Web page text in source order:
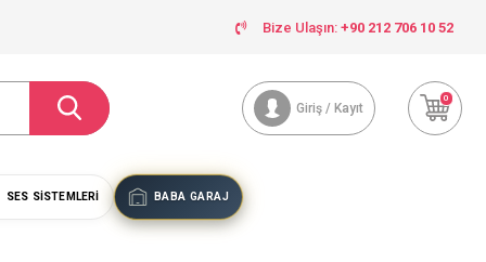
Bize Ulaşın: +90 212 706 10 52
Giriş / Kayıt
0
SES SISTEMLERI BABA GARAJ